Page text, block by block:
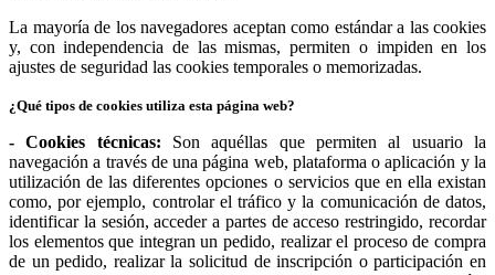
La mayoría de los navegadores aceptan como estándar a las cookies
y, con independencia de las mismas, permiten o impiden en los
ajustes de seguridad las cookies temporales o memorizadas.
¿Qué tipos de cookies utiliza esta página web?
- Cookies técnicas: Son aquéllas que permiten al usuario la
navegación a través de una página web, plataforma o aplicación y la
utilización de las diferentes opciones o servicios que en ella existan
como, por ejemplo, controlar el tráfico y la comunicación de datos,
identificar la sesión, acceder a partes de acceso restringido, recordar
los elementos que integran un pedido, realizar el proceso de compra
de un pedido, realizar la solicitud de inscripción o participación en